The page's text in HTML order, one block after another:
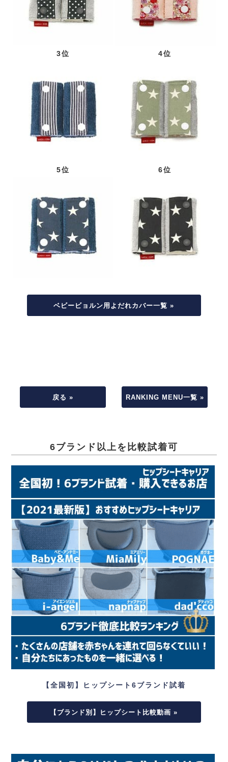
3位 4位
5位 6位
ベビービョルン用よだれカバー一覧 »
戻る » RANKING MENU一覧 »
6ブランド以上を比較試着可
【全国初】ヒップシート6ブランド試着
【ブランド別】ヒップシート比較動画 »